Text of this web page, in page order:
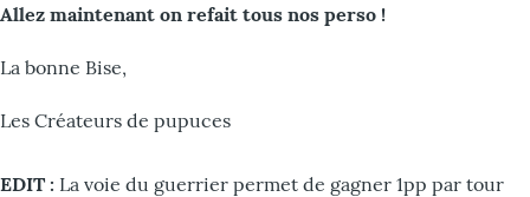
Allez maintenant on refait tous nos perso !
La bonne Bise,
Les Créateurs de pupuces
EDIT : La voie du guerrier permet de gagner 1pp par tour